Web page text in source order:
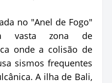
no "Anel de Fogo"
vasta zona de
onde a colisão de
sismos frequentes
A ilha de Bali,